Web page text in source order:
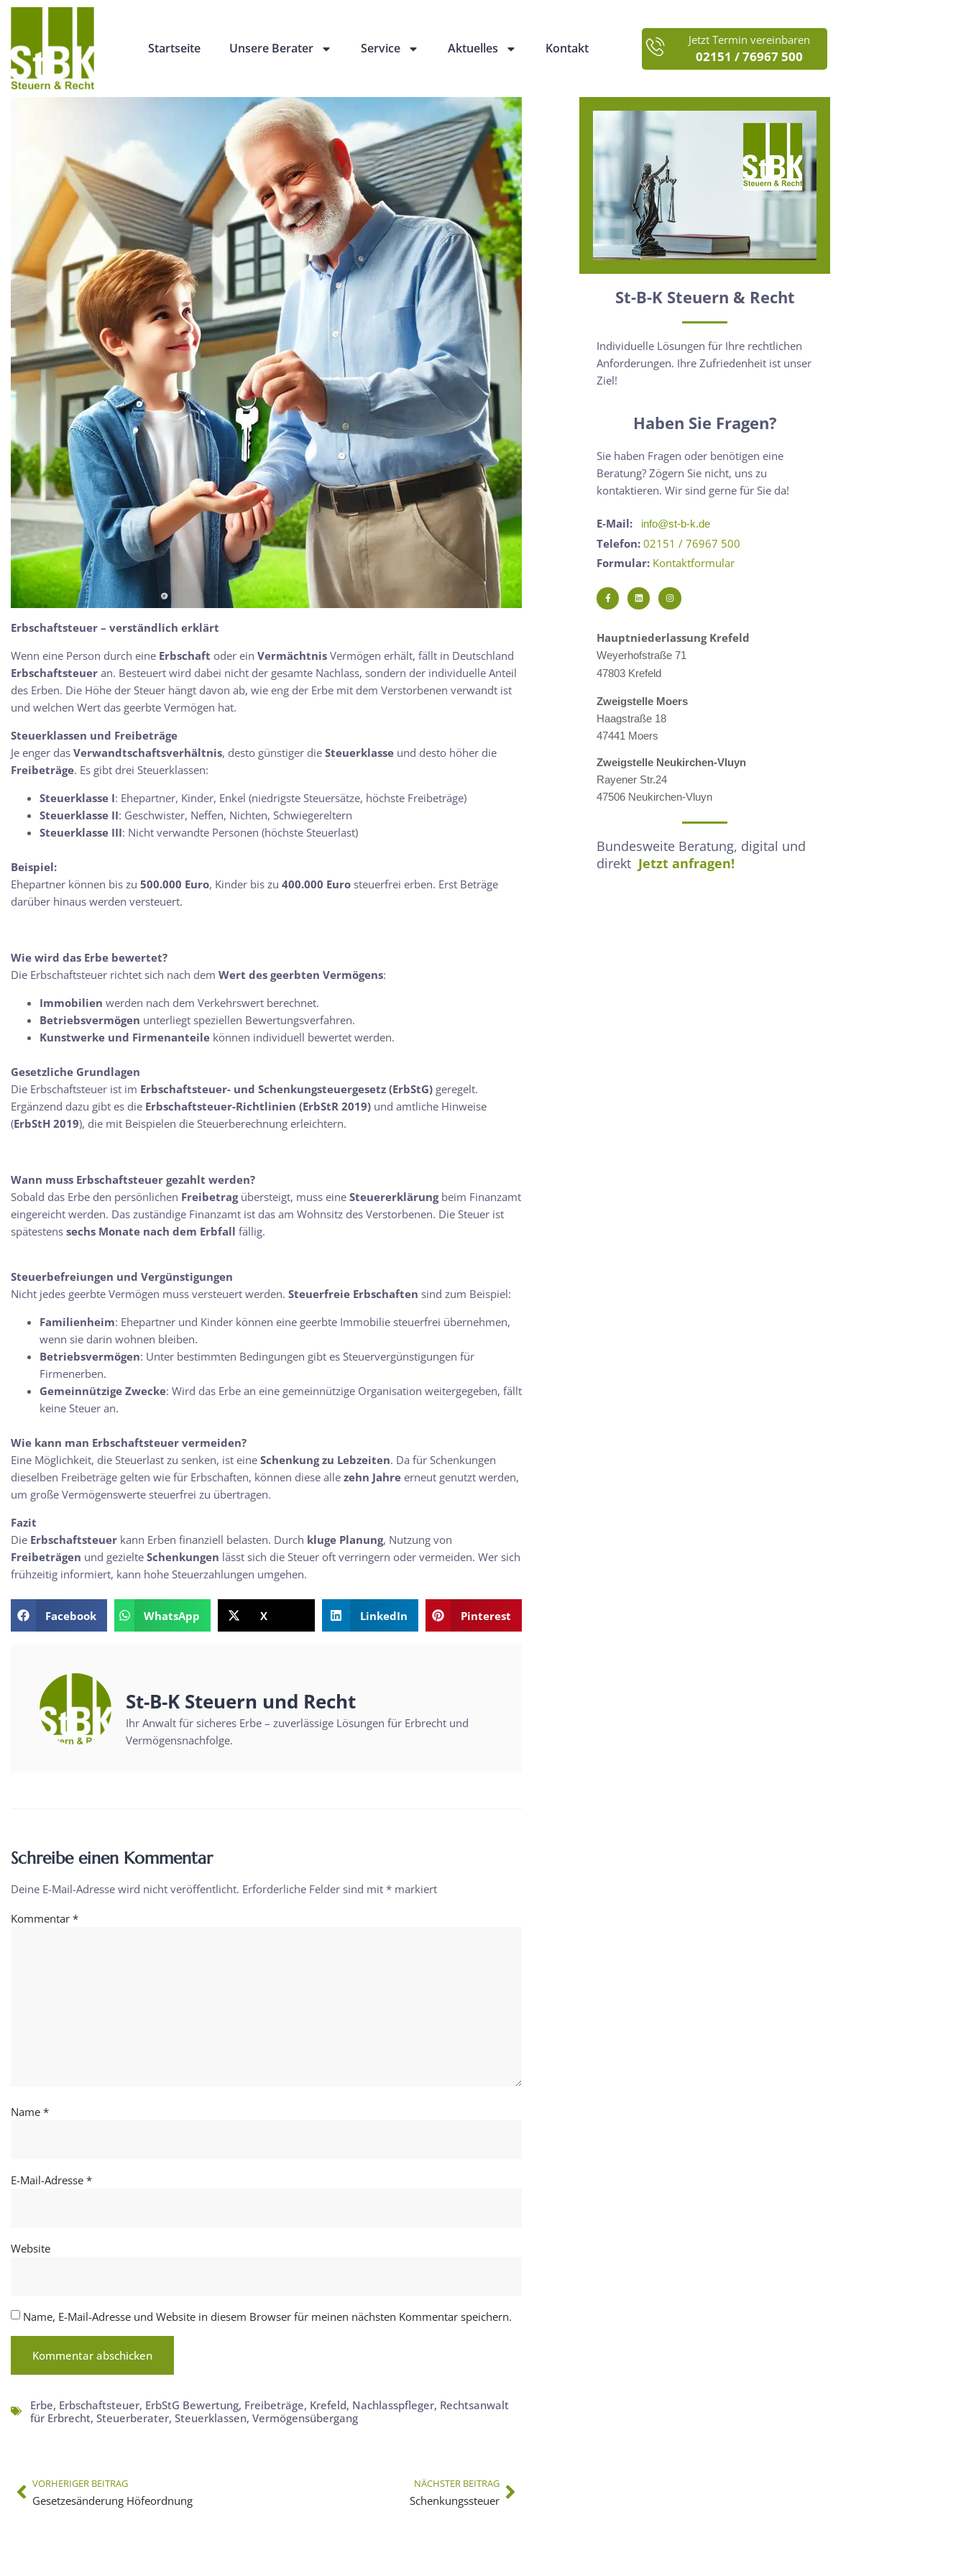
Startseite Unsere Berater Service Aktuelles Kontakt
Jetzt Termin vereinbaren
02151 / 76967 500
Erbschaftsteuer – verständlich erklärt
Wenn eine Person durch eine Erbschaft oder ein Vermächtnis Vermögen erhält, fällt in Deutschland
Erbschaftsteuer an. Besteuert wird dabei nicht der gesamte Nachlass, sondern der individuelle Anteil
des Erben. Die Höhe der Steuer hängt davon ab, wie eng der Erbe mit dem Verstorbenen verwandt ist
und welchen Wert das geerbte Vermögen hat.
Steuerklassen und Freibeträge
Je enger das Verwandtschaftsverhältnis, desto günstiger die Steuerklasse und desto höher die
Freibeträge. Es gibt drei Steuerklassen:
Steuerklasse I: Ehepartner, Kinder, Enkel (niedrigste Steuersätze, höchste Freibeträge)
Steuerklasse II: Geschwister, Neffen, Nichten, Schwiegereltern
Steuerklasse III: Nicht verwandte Personen (höchste Steuerlast)
Beispiel:
Ehepartner können bis zu 500.000 Euro, Kinder bis zu 400.000 Euro steuerfrei erben. Erst Beträge
darüber hinaus werden versteuert.
Wie wird das Erbe bewertet?
Die Erbschaftsteuer richtet sich nach dem Wert des geerbten Vermögens:
Immobilien werden nach dem Verkehrswert berechnet.
Betriebsvermögen unterliegt speziellen Bewertungsverfahren.
Kunstwerke und Firmenanteile können individuell bewertet werden.
Gesetzliche Grundlagen
Die Erbschaftsteuer ist im Erbschaftsteuer- und Schenkungsteuergesetz (ErbStG) geregelt.
Ergänzend dazu gibt es die Erbschaftsteuer-Richtlinien (ErbStR 2019) und amtliche Hinweise
(ErbStH 2019), die mit Beispielen die Steuerberechnung erleichtern.
Wann muss Erbschaftsteuer gezahlt werden?
Sobald das Erbe den persönlichen Freibetragübersteigt, muss eine Steuererklärungbeim Finanzamt
eingereicht werden. Das zuständige Finanzamt ist das am Wohnsitz des Verstorbenen. Die Steuer ist
spätestens sechs Monate nach dem Erbfall fällig.
Steuerbefreiungen und Vergünstigungen
Nicht jedes geerbte Vermögen muss versteuert werden. Steuerfreie Erbschaften sind zum Beispiel:
Familienheim: Ehepartner und Kinder können eine geerbte Immobilie steuerfrei übernehmen,
wenn sie darin wohnen bleiben.
Betriebsvermögen: Unter bestimmten Bedingungen gibt es Steuervergünstigungen für
Firmenerben.
Gemeinnützige Zwecke: Wird das Erbe an eine gemeinnützige Organisation weitergegeben, fällt
keine Steuer an.
Wie kann man Erbschaftsteuer vermeiden?
Eine Möglichkeit, die Steuerlast zu senken, ist eine Schenkung zu Lebzeiten. Da für Schenkungen
dieselben Freibeträge gelten wie für Erbschaften, können diese alle zehn Jahre erneut genutzt werden,
um große Vermögenswerte steuerfrei zu übertragen.
Fazit
Die Erbschaftsteuer kann Erben finanziell belasten. Durch kluge Planung, Nutzung von
Freibeträgen und gezielte Schenkungen lässt sich die Steuer oft verringern oder vermeiden. Wer sich
frühzeitig informiert, kann hohe Steuerzahlungen umgehen.
Facebook WhatsApp X LinkedIn Pinterest
St-B-K Steuern und Recht
Ihr Anwalt für sicheres Erbe – zuverlässige Lösungen für Erbrecht und
Vermögensnachfolge.
Schreibe einen Kommentar
Deine E-Mail-Adresse wird nicht veröffentlicht. Erforderliche Felder sind mit * markiert
Kommentar *
Name *
E-Mail-Adresse *
Website
Name, E-Mail-Adresse und Website in diesem Browser für meinen nächsten Kommentar speichern.
Erbe, Erbschaftsteuer, ErbStG Bewertung, Freibeträge, Krefeld, Nachlasspfleger, Rechtsanwalt
für Erbrecht, Steuerberater, Steuerklassen, Vermögensübergang
VORHERIGER BEITRAG
Gesetzesänderung Höfeordnung
NÄCHSTER BEITRAG
Schenkungssteuer
St-B-K Steuern & Recht
Individuelle Lösungen für Ihre rechtlichen
Anforderungen. Ihre Zufriedenheit ist unser
Ziel!
Haben Sie Fragen?
Sie haben Fragen oder benötigen eine
Beratung? Zögern Sie nicht, uns zu
kontaktieren. Wir sind gerne für Sie da!
E-Mail: info@st-b-k.de
Telefon: 02151 / 76967 500
Formular: Kontaktformular
Hauptniederlassung Krefeld
Weyerhofstraße 71
47803 Krefeld
Zweigstelle Moers
Haagstraße 18
47441 Moers
Zweigstelle Neukirchen-Vluyn
Rayener Str.24
47506 Neukirchen-Vluyn
Bundesweite Beratung, digital und
direkt Jetzt anfragen!